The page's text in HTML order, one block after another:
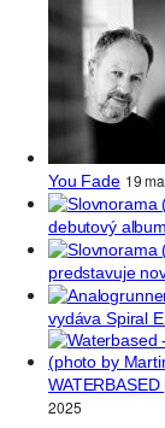
You Fade 19
debutový album
predstavuje
vydáva Spiral
2025